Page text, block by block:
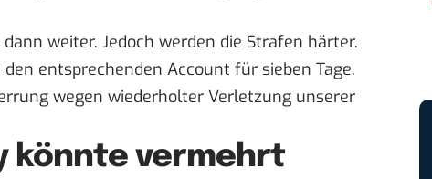
weiter. Jedoch werden die Strafen härter.
den entsprechenden Account für sieben Tage.
wegen wiederholter Verletzung unserer
könnte vermehrt